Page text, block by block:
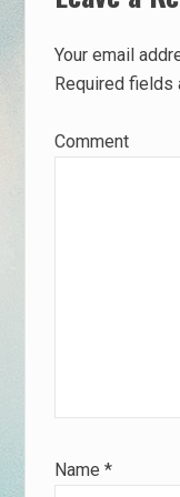
Your email
Required fields
Comment
Name*